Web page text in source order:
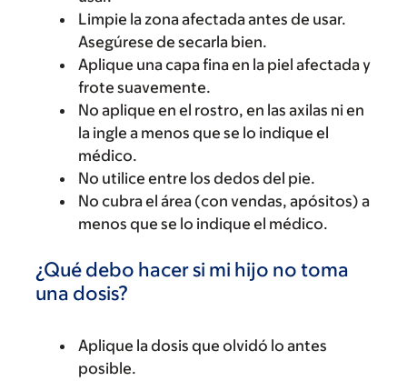
Limpie la zona afectada antes de usar.
Asegúrese de secarla bien.
Aplique una capa fina en la piel afectada y
frote suavemente.
No aplique en el rostro, en las axilas ni en
la ingle a menos que se lo indique el
médico.
No utilice entre los dedos del pie.
No cubra el área (con vendas, apósitos) a
menos que se lo indique el médico.
¿Qué debo hacer si mi hijo no toma
una dosis?
Aplique la dosis que olvidó lo antes
posible.